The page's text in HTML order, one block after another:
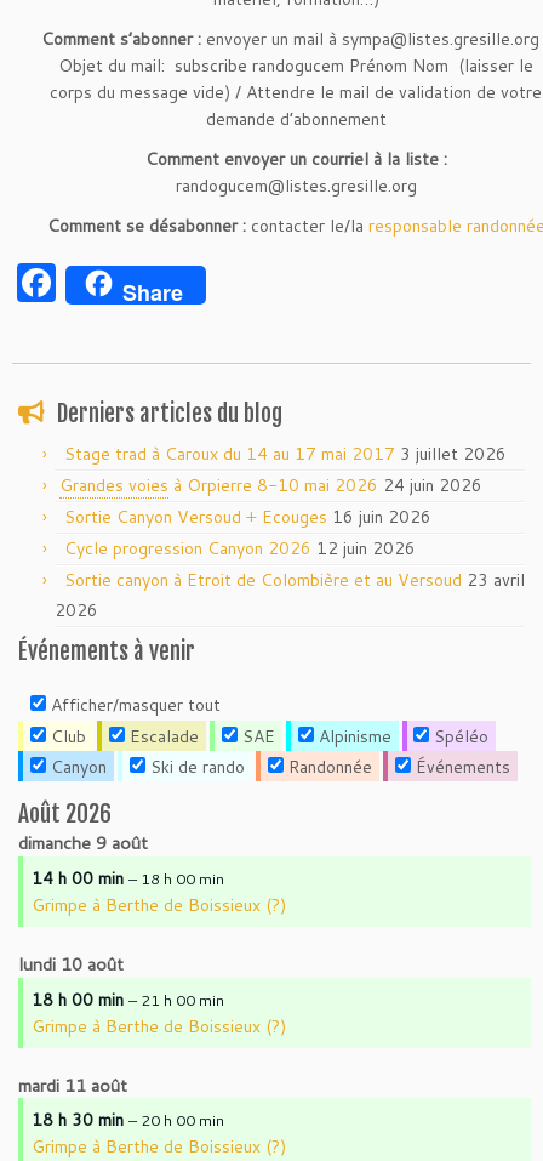
Comment s’abonner : envoyer un mail à
Objet du mail: subscribe randogucem Prénom Nom (laisser le
corps du message vide) / Attendre le mail de validation de votre
demande d’abonnement
Comment envoyer un courriel à la liste :
randogucem@listes.gresille.org
Comment se désabonner :contacter le/la responsable
Facebook
Share
Derniers articles du blog
Stage trad à Caroux du 14 au 17 mai 2017 3 juillet 2026
Grandes voies à Orpierre 8-10 mai 2026 24 juin 2026
Sortie Canyon Versoud + Ecouges 16 juin 2026
Cycle progression Canyon 2026 12 juin 2026
Sortie canyon à Etroit de Colombière et au Versoud 23 avril
2026
Événements à venir
Afficher/masquer tout
Club
Escalade SAE Alpinisme
Spéléo
Canyon
Ski de rando Randonnée Événements
Août 2026
dimanche 9 août
14 h 00 min – 18 h 00 min
Grimpe à Berthe de Boissieux (?)
lundi 10 août
18 h 00 min – 21 h 00 min
Grimpe à Berthe de Boissieux (?)
mardi 11 août
18 h 30 min – 20 h 00 min
Grimpe à Berthe de Boissieux (?)